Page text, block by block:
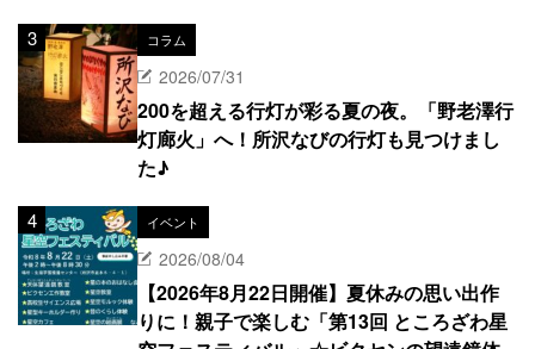
コラム
2026/07/31
200を超える行灯が彩る夏の夜。「野老澤行
灯廊火」へ！所沢なびの行灯も見つけまし
た♪
イベント
2026/08/04
【2026年8月22日開催】夏休みの思い出作
りに！親子で楽しむ「第13回 ところざわ星